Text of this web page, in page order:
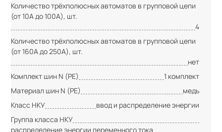
Количество трёхполюсных автоматов в групповой цепи
(от 10А до 100А), шт.
4
Количество трёхполюсных автоматов в групповой цепи
(от 160А до 250А), шт.
нет
Комплект шин N (PE)
1 комплект
Материал шин N (PE)
медь
Класс НКУ
ввод и распределение энергии
Группа класса НКУ
распределение энергии переменного тока